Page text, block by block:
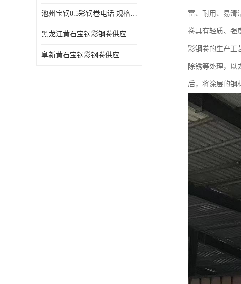
池州宝钢0.5彩钢卷电话 规格多样
黑龙江黄石宝钢彩钢卷供应
阜新黄石宝钢彩钢卷供应
富、耐用、易清
卷具有轻质、强
彩钢卷的生产工
除锈等处理，以
后，将涂层的钢